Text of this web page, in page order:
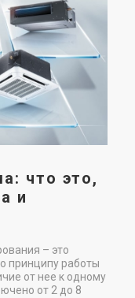
что это,
и
– это
принципу работы
от нее к одному
от 2 до 8